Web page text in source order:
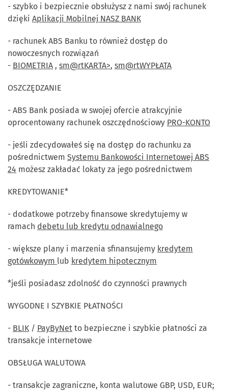
- szybko i bezpiecznie obsłużysz z nami swój rachunek
dzięki Aplikacji Mobilnej NASZ BANK
- rachunek ABS Banku to również dostęp do
nowoczesnych rozwiązań
- BIOMETRIA , sm@rtKARTA>, sm@rtWYPŁATA
OSZCZĘDZANIE
- ABS Bank posiada w swojej ofercie atrakcyjnie
oprocentowany rachunek oszczędnościowy PRO-KONTO
- jeśli zdecydowałeś się na dostęp do rachunku za
pośrednictwem Systemu Bankowości Internetowej ABS
24 możesz zakładać lokaty za jego pośrednictwem
KREDYTOWANIE*
- dodatkowe potrzeby finansowe skredytujemy w
ramach debetu lub kredytu odnawialnego
- większe plany i marzenia sfinansujemy kredytem
gotówkowym lub kredytem hipotecznym
*jeśli posiadasz zdolność do czynności prawnych
WYGODNE I SZYBKIE PŁATNOŚCI
- BLIK / PayByNet to bezpieczne i szybkie płatności za
transakcje internetowe
OBSŁUGA WALUTOWA
- transakcje zagraniczne, konta walutowe GBP, USD, EUR;